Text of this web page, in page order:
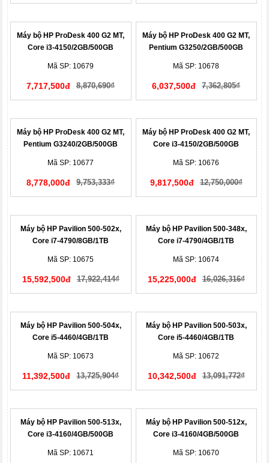
Máy bộ HP ProDesk 400 G2 MT,
Core i3-4150/2GB/500GB
Mã SP: 10679
7,717,500đ 8,870,690₫
Máy bộ HP ProDesk 400 G2 MT,
Pentium G3250/2GB/500GB
Mã SP: 10678
6,037,500đ 7,362,805₫
Máy bộ HP ProDesk 400 G2 MT,
Pentium G3240/2GB/500GB
Mã SP: 10677
8,778,000đ 9,753,333₫
Máy bộ HP ProDesk 400 G2 MT,
Core i3-4150/2GB/500GB
Mã SP: 10676
9,817,500đ 12,750,000₫
Máy bộ HP Pavilion 500-502x,
Core i7-4790/8GB/1TB
Mã SP: 10675
15,592,500đ 17,922,414₫
Máy bộ HP Pavilion 500-348x,
Core i7-4790/4GB/1TB
Mã SP: 10674
15,225,000đ 16,026,316₫
Máy bộ HP Pavilion 500-504x,
Core i5-4460/4GB/1TB
Mã SP: 10673
11,392,500đ 13,725,904₫
Máy bộ HP Pavilion 500-503x,
Core i5-4460/4GB/1TB
Mã SP: 10672
10,342,500đ 13,091,772₫
Máy bộ HP Pavilion 500-513x,
Core i3-4160/4GB/500GB
Mã SP: 10671
Máy bộ HP Pavilion 500-512x,
Core i3-4160/4GB/500GB
Mã SP: 10670